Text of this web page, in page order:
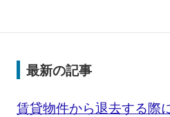
最新の記事
賃貸物件から退去する際